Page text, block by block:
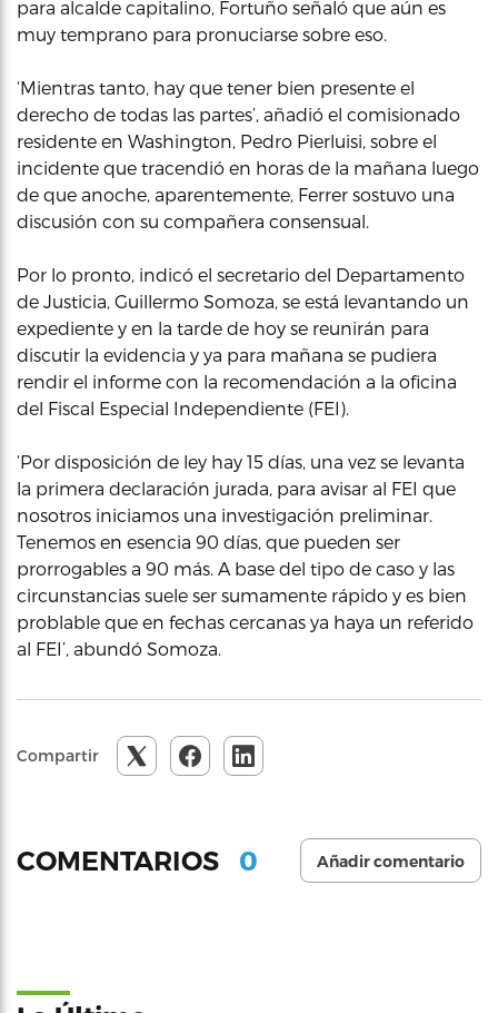
para alcalde capitalino, Fortuño señaló que aún es
muy temprano para pronuciarse sobre eso.
‘Mientras tanto, hay que tener bien presente el
derecho de todas las partes’, añadió el comisionado
residente en Washington, Pedro Pierluisi, sobre el
incidente que tracendió en horas de la mañana luego
de que anoche, aparentemente, Ferrer sostuvo una
discusión con su compañera consensual.
Por lo pronto, indicó el secretario del Departamento
de Justicia, Guillermo Somoza, se está levantando un
expediente y en la tarde de hoy se reunirán para
discutir la evidencia y ya para mañana se pudiera
rendir el informe con la recomendación a la oficina
del Fiscal Especial Independiente (FEI).
‘Por disposición de ley hay 15 días, una vez se levanta
la primera declaración jurada, para avisar al FEI que
nosotros iniciamos una investigación preliminar.
Tenemos en esencia 90 días, que pueden ser
prorrogables a 90 más. A base del tipo de caso y las
circunstancias suele ser sumamente rápido y es bien
problable que en fechas cercanas ya haya un referido
al FEI’, abundó Somoza.
Compartir
COMENTARIOS 0 Añadir comentario